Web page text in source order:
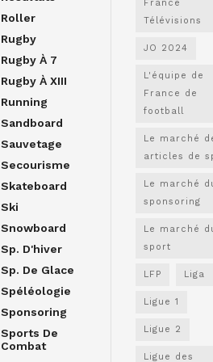
Roller
Rugby
Rugby À 7
Rugby À XIII
Running
Sandboard
Sauvetage
Secourisme
Skateboard
Ski
Snowboard
Sp. D'hiver
Sp. De Glace
Spéléologie
Sponsoring
Sports De
Combat
France
Télévisions
JO 2024
L'équipe de
France de
football
Le marché
articles de
Le marché
sponsoring
Le marché
sport
LFP Liga
Ligue 1
Ligue 2
Ligue des